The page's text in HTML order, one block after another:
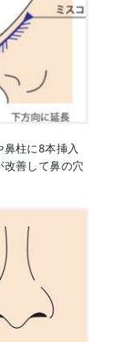
柱に8本挿入
善して鼻の穴